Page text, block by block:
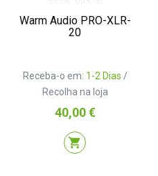
Warm Audio PRO-XLR-
20
Receba-o em: 1-2 Dias /
Recolha na loja
Preço
40,00 €
shopping_cart